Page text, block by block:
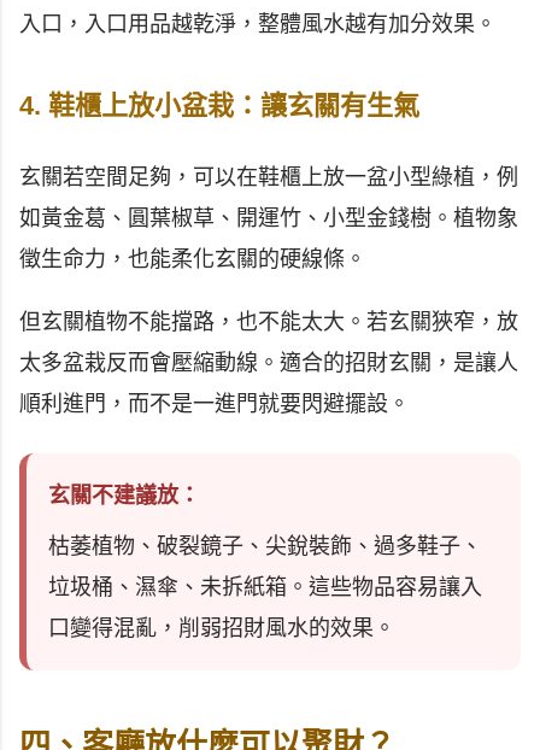
入口，入口用品越乾淨，整體風水越有加分效果。
4. 鞋櫃上放小盆栽：讓玄關有生氣
玄關若空間足夠，可以在鞋櫃上放一盆小型綠植，例
如黃金葛、圓葉椒草、開運竹、小型金錢樹。植物象
徵生命力，也能柔化玄關的硬線條。
但玄關植物不能擋路，也不能太大。若玄關狹窄，放
太多盆栽反而會壓縮動線。適合的招財玄關，是讓人
順利進門，而不是一進門就要閃避擺設。
玄關不建議放：
枯萎植物、破裂鏡子、尖銳裝飾、過多鞋子、
垃圾桶、濕傘、未拆紙箱。這些物品容易讓入
口變得混亂，削弱招財風水的效果。